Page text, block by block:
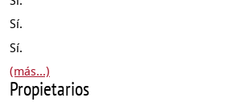
Sí.
Sí.
(más...)
Propietarios